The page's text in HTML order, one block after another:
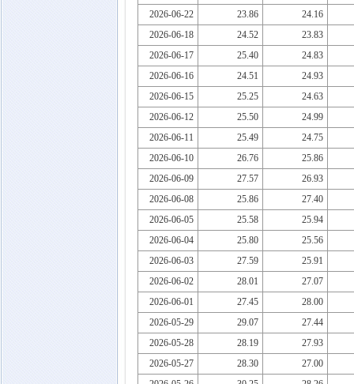
2026-06-22
23.86
24.16
2026-06-18
24.52
23.83
2026-06-17
25.40
24.83
2026-06-16
24.51
24.93
2026-06-15
25.25
24.63
2026-06-12
25.50
24.99
2026-06-11
25.49
24.75
2026-06-10
26.76
25.86
2026-06-09
27.57
26.93
2026-06-08
25.86
27.40
2026-06-05
25.58
25.94
2026-06-04
25.80
25.56
2026-06-03
27.59
25.91
2026-06-02
28.01
27.07
2026-06-01
27.45
28.00
2026-05-29
29.07
27.44
2026-05-28
28.19
27.93
2026-05-27
28.30
27.00